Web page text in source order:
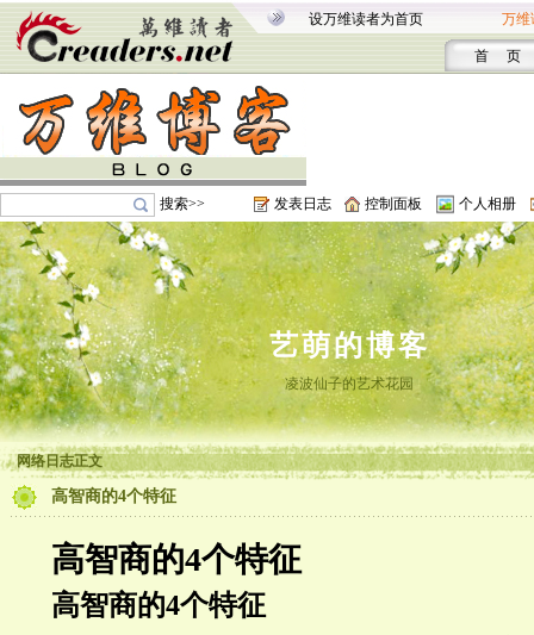
设万维读者为首页 万维
首 页
搜索>> 发表日志 控制面板 个人相册
艺萌的博客
凌波仙子的艺术花园
网络日志正文
高智商的4个特征
高智商的4个特征
高智商的4个特征